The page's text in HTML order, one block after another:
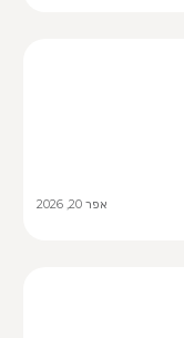
אפר 20, 2026